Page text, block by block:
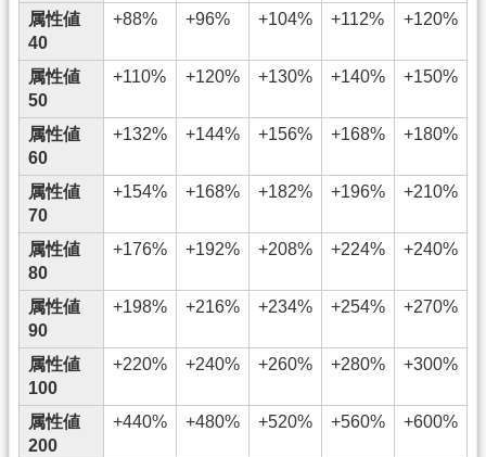
属性値
40
+88% +96% +104% +112% +120%
属性値
50
+110% +120% +130% +140% +150%
属性値
60
+132% +144% +156% +168% +180%
属性値
70
+154% +168% +182% +196% +210%
属性値
80
+176% +192% +208% +224% +240%
属性値
90
+198% +216% +234% +254% +270%
属性値
100
+220% +240% +260% +280% +300%
属性値
200
+440% +480% +520% +560% +600%